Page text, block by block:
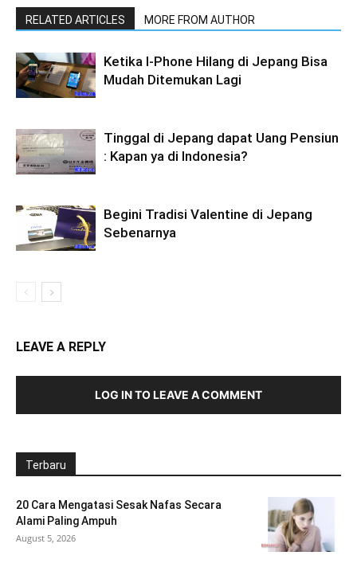
RELATED ARTICLES MORE FROM AUTHOR
Ketika I-Phone Hilang di Jepang Bisa
Mudah Ditemukan Lagi
Tinggal di Jepang dapat Uang Pensiun
: Kapan ya di Indonesia?
Begini Tradisi Valentine di Jepang
Sebenarnya
LEAVE A REPLY
LOG IN TO LEAVE A COMMENT
Terbaru
20 Cara Mengatasi Sesak Nafas Secara
Alami Paling Ampuh
August 5, 2026